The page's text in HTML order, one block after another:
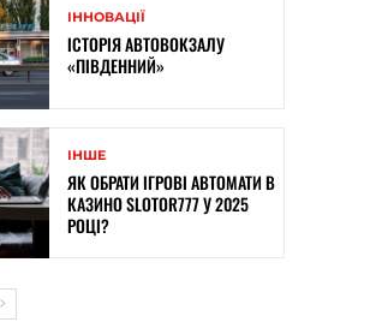
ІННОВАЦІЇ
ІСТОРІЯ АВТОВОКЗАЛУ
«ПІВДЕННИЙ»
ІНШЕ
ЯК ОБРАТИ ІГРОВІ АВТОМАТИ В
КАЗИНО SLOTOR777 У 2025
РОЦІ?